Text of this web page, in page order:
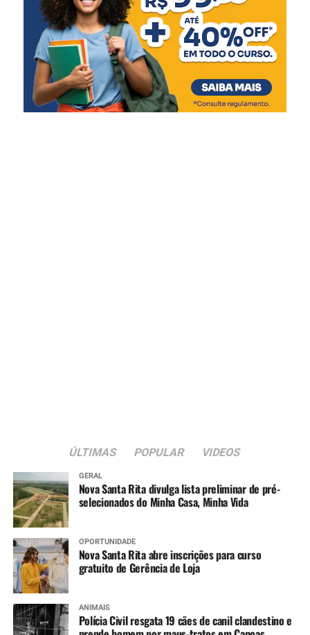
ÚLTIMAS POPULAR VIDEOS
GERAL
Nova Santa Rita divulga lista preliminar de pré-
selecionados do Minha Casa, Minha Vida
OPORTUNIDADE
Nova Santa Rita abre inscrições para curso
gratuito de Gerência de Loja
ANIMAIS
Polícia Civil resgata 19 cães de canil clandestino e